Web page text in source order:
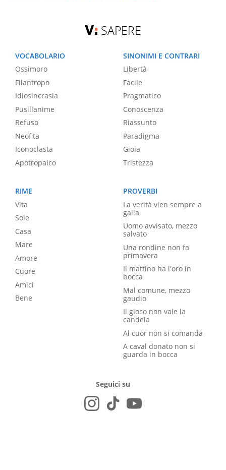
SAPERE
VOCABOLARIO
Ossimoro
Filantropo
Idiosincrasia
Pusillanime
Refuso
Neofita
Iconoclasta
Apotropaico
SINONIMI E CONTRARI
Libertà
Facile
Pragmatico
Conoscenza
Riassunto
Paradigma
Gioia
Tristezza
RIME
Vita
Sole
Casa
Mare
Amore
Cuore
Amici
Bene
PROVERBI
La verità vien sempre a
galla
Uomo avvisato, mezzo
salvato
Una rondine non fa
primavera
Il mattino ha l'oro in
bocca
Mal comune, mezzo
gaudio
Il gioco non vale la
candela
Al cuor non si comanda
A caval donato non si
guarda in bocca
Seguici su